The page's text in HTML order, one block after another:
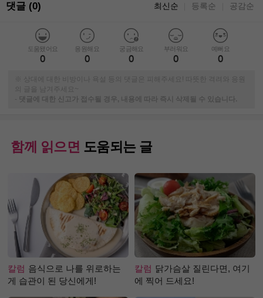
댓글 (0) 최신순 등록순 공감순
도움됐어요
0
응원해요
0
궁금해요
0
부러워요
0
예뻐요
0
※ 상대에 대한 비방이나 욕설 등의 댓글은 피해주세요! 따뜻한 격려와 응원
의 글을 남겨주세요~
-
댓글에 대한 신고가 접수될 경우, 내용에 따라 즉시 삭제될 수 있습니다.
함께 읽으면 도움되는 글
칼럼 음식으로 나를 위로하는
게 습관이 된 당신에게!
칼럼 닭가슴살 질린다면, 여기
에 찍어 드세요!